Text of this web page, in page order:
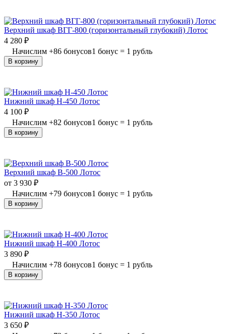
Верхний шкаф ВГГ-800 (горизонтальный глубокий) Лотос
4 280 ₽
Начислим +86 бонусов1 бонус = 1 рубль
В корзину
Нижний шкаф Н-450 Лотос
4 100 ₽
Начислим +82 бонусов1 бонус = 1 рубль
В корзину
Верхний шкаф В-500 Лотос
от 3 930 ₽
Начислим +79 бонусов1 бонус = 1 рубль
В корзину
Нижний шкаф Н-400 Лотос
3 890 ₽
Начислим +78 бонусов1 бонус = 1 рубль
В корзину
Нижний шкаф Н-350 Лотос
3 650 ₽